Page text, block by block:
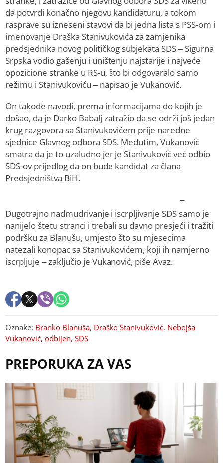
da potvrdi konačno njegovu kandidaturu, a tokom
rasprave su izneseni stavovi da bi jedna lista s PSS-om i
imenovanje Draška Stanivukovića za zamjenika
predsjednika novog političkog subjekata SDS – Sigurna
Srpska vodio gašenju i uništenju najstarije i najveće
opozicione stranke u RS-u, što bi odgovaralo samo
režimu i Stanivukoviću – napisao je Vukanović.
On takođe navodi, prema informacijama do kojih je
došao, da je Darko Babalj zatražio da se održi još jedan
krug razgovora sa Stanivukovićem prije naredne
sjednice Glavnog odbora SDS. Međutim, Vukanović
smatra da je to uzaludno jer je Stanivuković već odbio
SDS-ov prijedlog da on bude kandidat za člana
Predsjedništva BiH.
–
Dugotrajno nadmudrivanje i iscrpljivanje SDS samo je
nanijelo štetu stranci i trebali su davno presjeći i tražiti
podršku za Blanušu, umjesto što su mjesecima
natezali konopac sa Stanivukovićem, koji ih namjerno
iscrpljuje – zaključio je Vukanović, piše Avaz.
Oznake: Branko Blanuša, Draško Stanivuković, Nebojša
Vukanović,odbijen,SDS
PREPORUKA ZA VAS